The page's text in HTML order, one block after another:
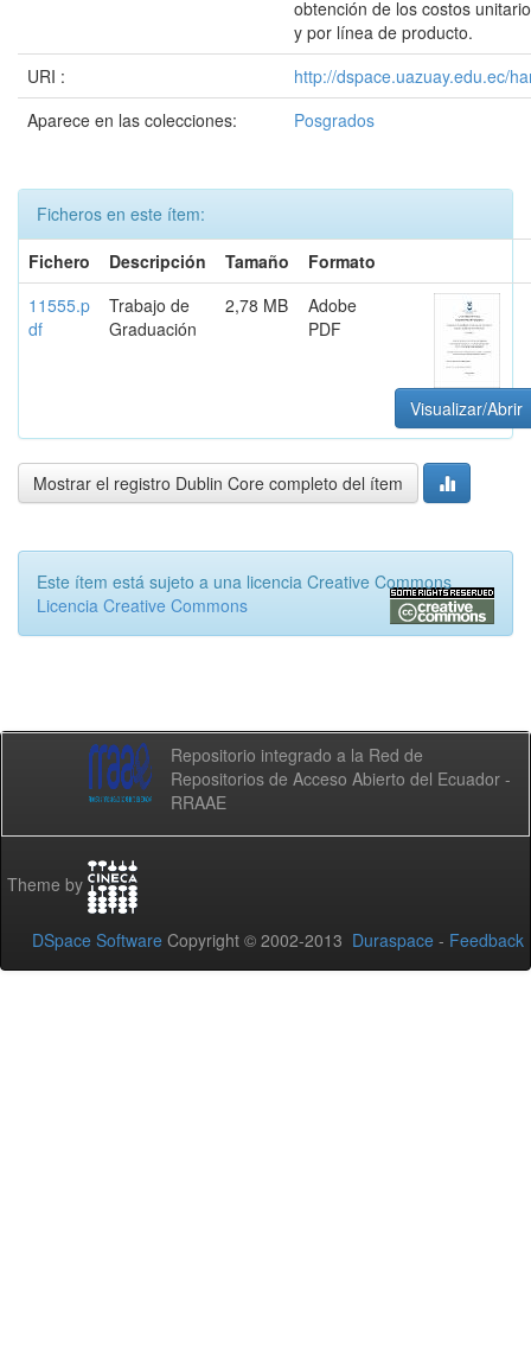
obtención de los costos
y por línea de producto.
URI :
http://dspace.uazuay.edu.ec/
Aparece en las colecciones:
Posgrados
Ficheros en este ítem:
Fichero
Descripción Tamaño
Formato
11555.p
df
Trabajo de
Graduación
2,78 MB
Adobe
PDF
Visualizar/Abrir
Mostrar el registro Dublin Core completo del ítem
Este ítem está sujeto a una licencia Creative Commons
Licencia Creative Commons
Repositorio integrado a la Red de
Repositorios de Acceso Abierto del Ecuador -
RRAAE
Theme by
DSpace Software Copyright © 2002-2013 Duraspace - Feedback